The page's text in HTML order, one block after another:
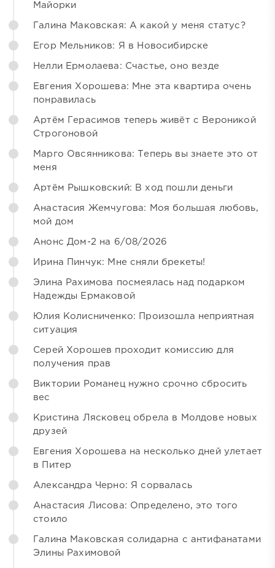
Майорки
Галина Маковская: А какой у меня статус?
Егор Мельников: Я в Новосибирске
Нелли Ермолаева: Счастье, оно везде
Евгения Хорошева: Мне эта квартира очень
понравилась
Артём Герасимов теперь живёт с Вероникой
Строгоновой
Марго Овсянникова: Теперь вы знаете это от
меня
Артём Рышковский: В ход пошли деньги
Анастасия Жемчугова: Моя большая любовь,
мой дом
Анонс Дом-2 на 6/08/2026
Ирина Пинчук: Мне сняли брекеты!
Элина Рахимова посмеялась над подарком
Надежды Ермаковой
Юлия Колисниченко: Произошла неприятная
ситуация
Серей Хорошев проходит комиссию для
получения прав
Виктории Романец нужно срочно сбросить
вес
Кристина Лясковец обрела в Молдове новых
друзей
Евгения Хорошева на несколько дней улетает
в Питер
Александра Черно: Я сорвалась
Анастасия Лисова: Определено, это того
стоило
Галина Маковская солидарна с антифанатами
Элины Рахимовой